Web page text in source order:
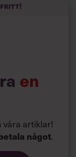
jorden. Hellre
sammanfatta de
som i
en
våra artiklar!
något.